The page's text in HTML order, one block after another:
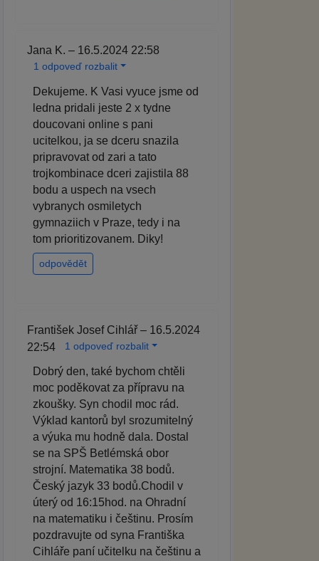
Jana K. – 16.5.2024 22:58
1 odpoveď rozbalit
Dekujeme. K Vasi vyuce jsme od
ledna pridali jeste 2 x tydne
doucovani online s pani
ucitelkou, ja se dceru snazila
pripravovat od zari a tato
trojkombinace dceri zajistila 88
bodu a uspech na vsech
vybranych osmiletych
gymnaziich v Praze, tedy i na
tom prioritizovanem. Diky!
odpovědět
František Josef Cihlář – 16.5.2024
22:54
1 odpoveď rozbalit
Dobrý den, také bychom chtěli
moc poděkovat za přípravu na
zkoušky. Syn chodil moc rád.
Výklad kantorů byl srozumitelný
a výuka mu hodně dala. Dostal
se na SPŠ Betlémská obor
strojní. Matematika 38 bodů.
Český jazyk 33 bodů.Chodil v
úterý od 16:15hod. na Ohradní
na matematiku i češtinu. Prosím
pozdravujte od syna Františka
Cihláře paní učitelku na češtinu a